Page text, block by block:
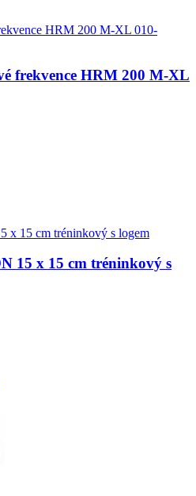
frekvence HRM 200 M-XL
15 x 15 cm tréninkový s